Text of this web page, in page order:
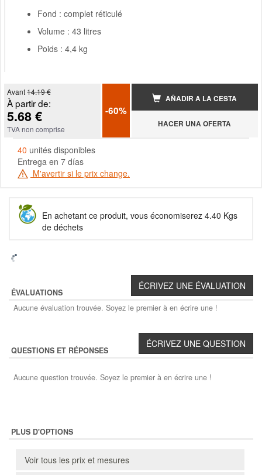
Fond : complet réticulé
Volume : 43 litres
Poids : 4,4 kg
Avant14.19 €
À partir de:
5.68 €
TVA non comprise
-60%
AÑADIR A LA CESTA
HACER UNA OFERTA
40 unités disponibles
Entrega en 7 días
M'avertir si le prix change.
En achetant ce produit, vous économiserez 4.40 Kgs
de déchets
ÉVALUATIONS
Aucune évaluation trouvée. Soyez le premier à en écrire une !
QUESTIONS ET RÉPONSES
Aucune question trouvée. Soyez le premier à en écrire une !
PLUS D'OPTIONS
Voir tous les prix et mesures